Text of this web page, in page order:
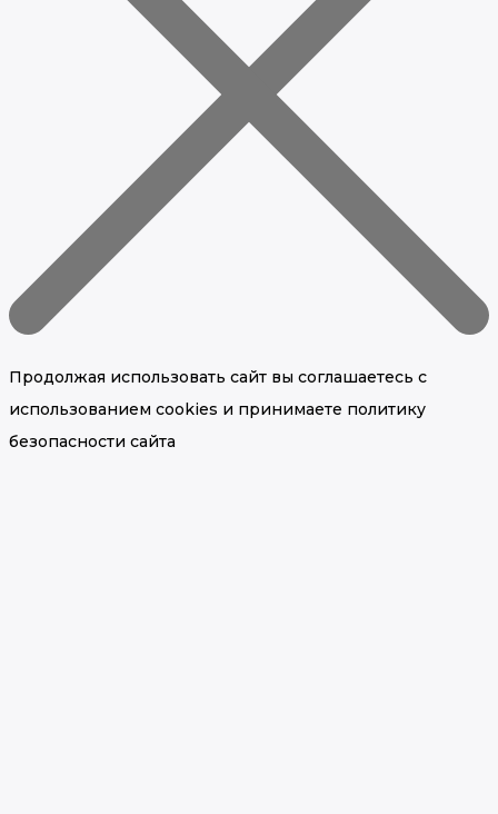
Продолжая использовать сайт вы соглашаетесь с
использованием cookies и принимаете политику
безопасности сайта